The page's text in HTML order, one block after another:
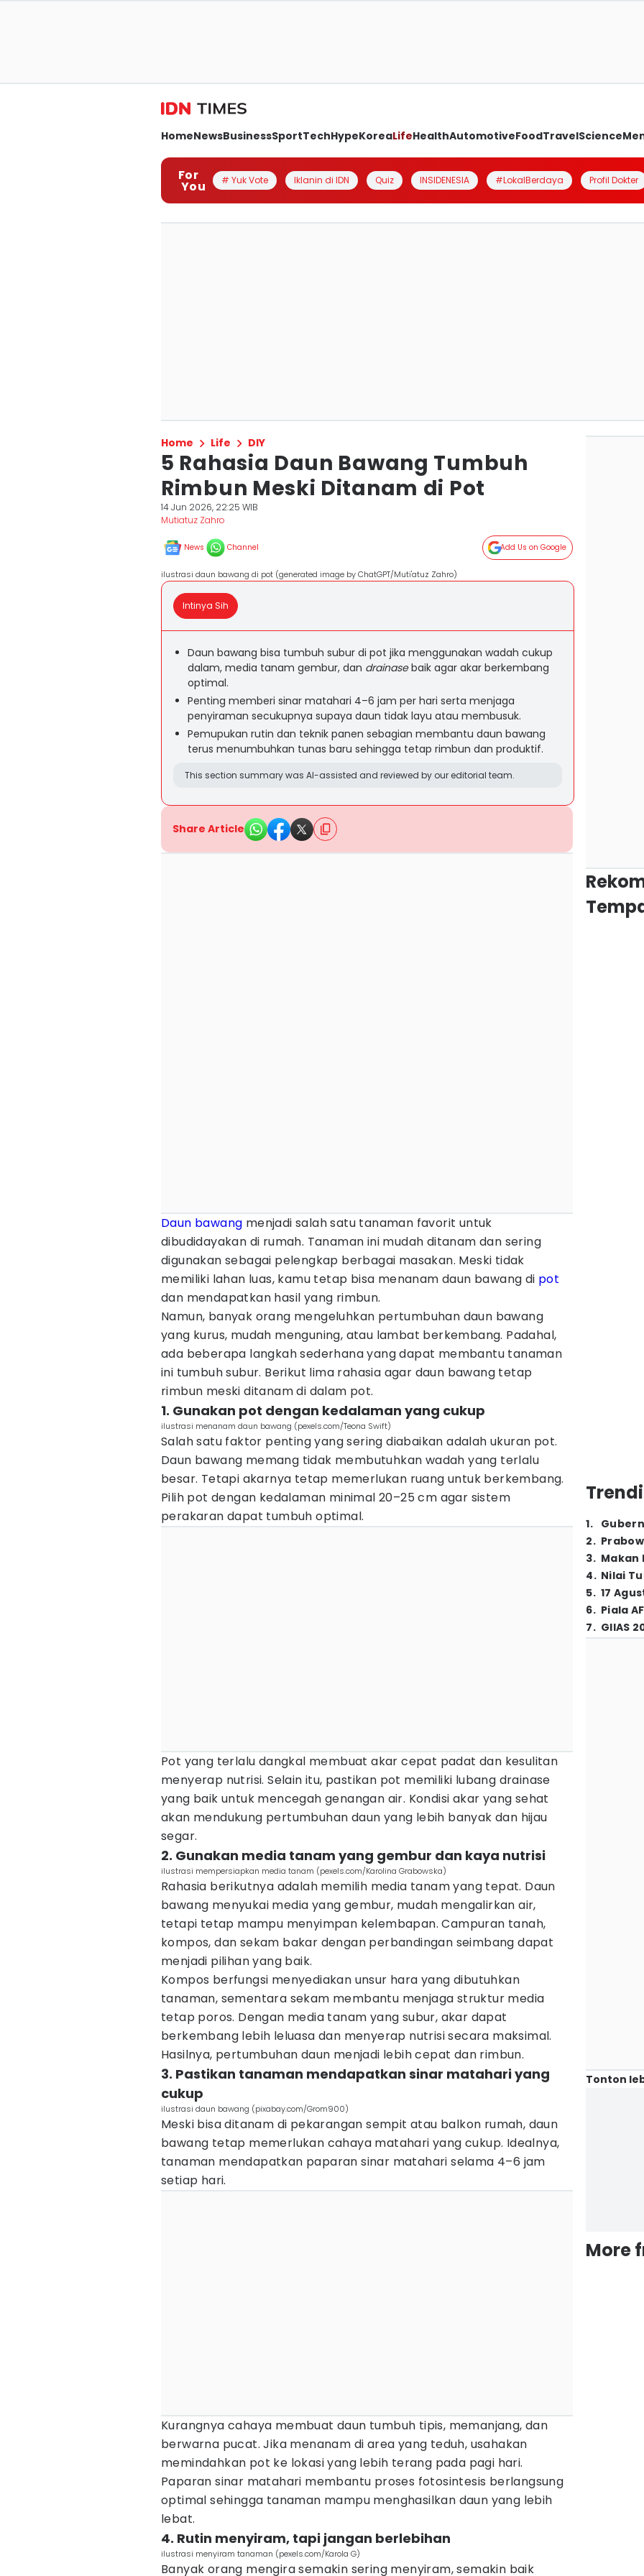
HomeNewsBusinessSportTechHypeKoreaLifeHealthAutomotiveFoodTravelScience
For
You # Yuk Vote Iklanin di IDN Quiz INSIDENESIA #LokalBerdaya Profil Dokter
Home Life DIY
5 Rahasia Daun Bawang Tumbuh
Rimbun Meski Ditanam di Pot
14 Jun 2026, 22:25 WIB
Mutiatuz Zahro
News Channel Add Us on Google
ilustrasi daun bawang di pot (generated image by ChatGPT/Muti'atuz Zahro)
Intinya Sih
Daun bawang bisa tumbuh subur di pot jika menggunakan wadah cukup
dalam, media tanam gembur, dan drainasebaik agar akar berkembang
optimal.
Penting memberi sinar matahari 4–6 jam per hari serta menjaga
penyiraman secukupnya supaya daun tidak layu atau membusuk.
Pemupukan rutin dan teknik panen sebagian membantu daun bawang
terus menumbuhkan tunas baru sehingga tetap rimbun dan produktif.
This section summary was AI-assisted and reviewed by our editorial team.
Share Article
Daun bawang menjadi salah satu tanaman favorit untuk
dibudidayakan di rumah. Tanaman ini mudah ditanam dan sering
digunakan sebagai pelengkap berbagai masakan. Meski tidak
memiliki lahan luas, kamu tetap bisa menanam daun bawang di pot
dan mendapatkan hasil yang rimbun.
Namun, banyak orang mengeluhkan pertumbuhan daun bawang
yang kurus, mudah menguning, atau lambat berkembang. Padahal,
ada beberapa langkah sederhana yang dapat membantu tanaman
ini tumbuh subur. Berikut lima rahasia agar daun bawang tetap
rimbun meski ditanam di dalam pot.
1. Gunakan pot dengan kedalaman yang cukup
ilustrasi menanam daun bawang (pexels.com/Teona Swift)
Salah satu faktor penting yang sering diabaikan adalah ukuran pot.
Daun bawang memang tidak membutuhkan wadah yang terlalu
besar. Tetapi akarnya tetap memerlukan ruang untuk berkembang.
Pilih pot dengan kedalaman minimal 20–25 cm agar sistem
perakaran dapat tumbuh optimal.
Pot yang terlalu dangkal membuat akar cepat padat dan kesulitan
menyerap nutrisi. Selain itu, pastikan pot memiliki lubang drainase
yang baik untuk mencegah genangan air. Kondisi akar yang sehat
akan mendukung pertumbuhan daun yang lebih banyak dan hijau
segar.
2. Gunakan media tanam yang gembur dan kaya nutrisi
ilustrasi mempersiapkan media tanam (pexels.com/Karolina Grabowska)
Rahasia berikutnya adalah memilih media tanam yang tepat. Daun
bawang menyukai media yang gembur, mudah mengalirkan air,
tetapi tetap mampu menyimpan kelembapan. Campuran tanah,
kompos, dan sekam bakar dengan perbandingan seimbang dapat
menjadi pilihan yang baik.
Kompos berfungsi menyediakan unsur hara yang dibutuhkan
tanaman, sementara sekam membantu menjaga struktur media
tetap poros. Dengan media tanam yang subur, akar dapat
berkembang lebih leluasa dan menyerap nutrisi secara maksimal.
Hasilnya, pertumbuhan daun menjadi lebih cepat dan rimbun.
3. Pastikan tanaman mendapatkan sinar matahari yang
cukup
ilustrasi daun bawang (pixabay.com/Grom900)
Meski bisa ditanam di pekarangan sempit atau balkon rumah, daun
bawang tetap memerlukan cahaya matahari yang cukup. Idealnya,
tanaman mendapatkan paparan sinar matahari selama 4–6 jam
setiap hari.
Kurangnya cahaya membuat daun tumbuh tipis, memanjang, dan
berwarna pucat. Jika menanam di area yang teduh, usahakan
memindahkan pot ke lokasi yang lebih terang pada pagi hari.
Paparan sinar matahari membantu proses fotosintesis berlangsung
optimal sehingga tanaman mampu menghasilkan daun yang lebih
lebat.
4. Rutin menyiram, tapi jangan berlebihan
ilustrasi menyiram tanaman (pexels.com/Karola G)
Banyak orang mengira semakin sering menyiram, semakin baik
1.
2.
3. Makan
4. Nilai
5. 17
6. Piala
7. GIIAS
Tonton
More